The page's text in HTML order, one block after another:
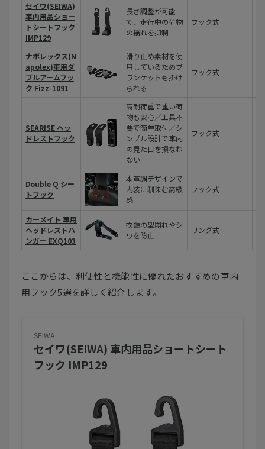
セイワ(SEIWA)
車内用品ショー
トシートフック
IMP129
長さ調整が可能
で、走行中の荷物
の揺れを抑制
フック式
ナポレックス(N
apolex)車用ダ
ブルアームフッ
ク Fizz-1091
滑り止め素材を使
用しているためブ
ランケットも掛け
られる
フック式
SEARISE ヘッ
ドレストフック
高耐荷重で重い荷
物も安心／工具不
要で簡単取付／シ
ンプル設計で車内
の見た目を損なわ
ない
フック式
Double Q シー
トフック
本革調デザインで
内装に馴染む高級
感
フック式
カーメイト 車用
ヘッドレストハ
ンガー EXQ103
衣類の型崩れやシ
ワを防止
リング式
ここからは、利便性と機能性に優れたおすすめの車内
用フック5選を詳しく紹介します。
SEIWA
セイワ(SEIWA) 車内用品ショートシート
フック IMP129